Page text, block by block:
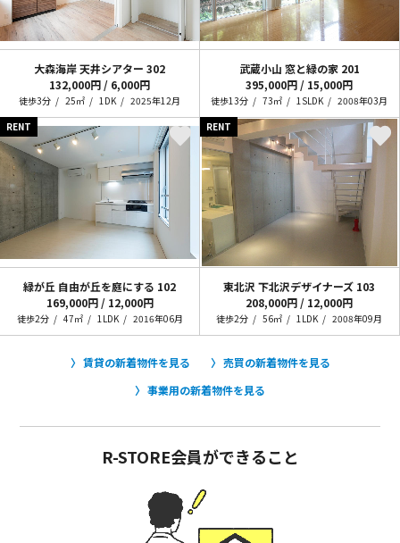
大森海岸 天井シアター 302
132,000円 / 6,000円
徒歩3分 25㎡ 1DK 2025年12月
武蔵小山 窓と緑の家 201
395,000円 / 15,000円
徒歩13分 73㎡ 1SLDK
2008年03月
RENT
緑が丘 自由が丘を庭にする 102
169,000円 / 12,000円
徒歩2分 47㎡ 1LDK 2016年06月
RENT
東北沢 下北沢デザイナーズ 103
208,000円 / 12,000円
徒歩2分 56㎡ 1LDK 2008年09月
賃貸の新着物件を見る
売買の新着物件を見る
事業用の新着物件を見る
R-STORE会員ができること